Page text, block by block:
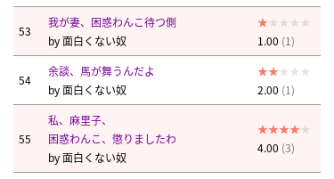
53
我が妻、困惑わんこ待つ側
by面白くない奴 1.00 (1)
54
余談、馬が舞うんだよ
by面白くない奴 2.00 (1)
55
私、麻里子、
困惑わんこ、懲りましたわ
by面白くない奴
4.00 (3)